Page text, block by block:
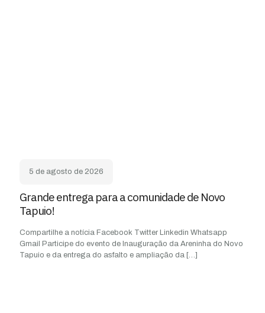
5 de agosto de 2026
Grande entrega para a comunidade de Novo
Tapuio!
Compartilhe a notícia Facebook Twitter Linkedin Whatsapp
Gmail Participe do evento de Inauguração da Areninha do Novo
Tapuio e da entrega do asfalto e ampliação da […]